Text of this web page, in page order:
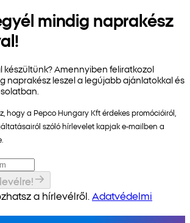
mindig naprakész
készültünk? Amennyiben feliratkozol
naprakész leszel a legújabb ajánlatokkal és
hogy a Pepco Hungary Kft érdekes promócióiról,
szóló hírlevelet kapjak e-mailben a
a hírlevélről. Adatvédelmi